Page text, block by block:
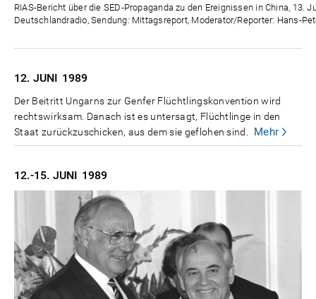
Zeit
RIAS-Bericht über die SED-Propaganda zu den Ereignissen in China, 13.
Deutschlandradio, Sendung: Mittagsreport, Moderator/Reporter: Hans-
12. JUNI 1989
Der Beitritt Ungarns zur Genfer Flüchtlingskonvention wird
rechtswirksam. Danach ist es untersagt, Flüchtlinge in den
Staat zurückzuschicken, aus dem sie geflohen sind.
Mehr
12.-15. JUNI 1989